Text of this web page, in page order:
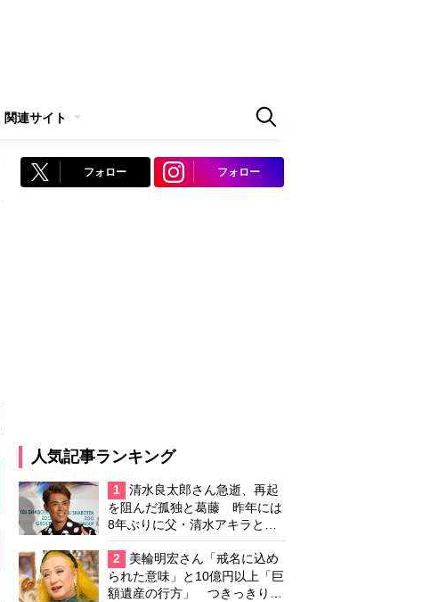
関連サイト
フォロー フォロー
人気記事ランキング
1
清水良太郎さん急逝、再起
を阻んだ孤独と葛藤 昨年には
8年ぶりに父・清水アキラと共
演、本格的な活動再開に向かっ
ていたが…周囲が懸念していた
「不安定なところ」
2
美輪明宏さん「戒名に込め
られた意味」と10億円以上「巨
額遺産の行方」 つきっきりで